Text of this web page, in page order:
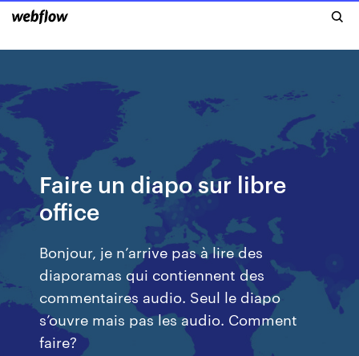
Faire un diapo sur libre
office
Bonjour, je n’arrive pas à lire des
diaporamas qui contiennent des
commentaires audio. Seul le diapo
s’ouvre mais pas les audio. Comment
faire?